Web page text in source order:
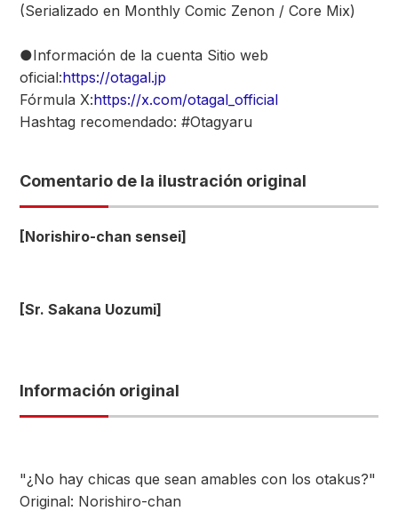
(Serializado en Monthly Comic Zenon / Core Mix)
●Información de la cuenta Sitio web
oficial:https://otagal.jp
Fórmula X:https://x.com/otagal_official
Hashtag recomendado: #Otagyaru
Comentario de la ilustración original
[Norishiro-chan sensei]
[Sr. Sakana Uozumi]
Información original
"¿No hay chicas que sean amables con los otakus?"
Original: Norishiro-chan